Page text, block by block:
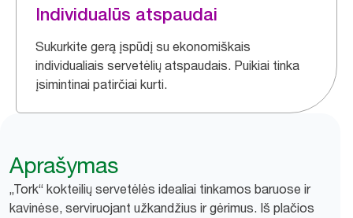
Individualūs atspaudai
Sukurkite gerą įspūdį su ekonomiškais
individualiais servetėlių atspaudais. Puikiai tinka
įsimintinai patirčiai kurti.
Aprašymas
„Tork“ kokteilių servetėlės idealiai tinkamos baruose ir
kavinėse, serviruojant užkandžius ir gėrimus. Iš plačios